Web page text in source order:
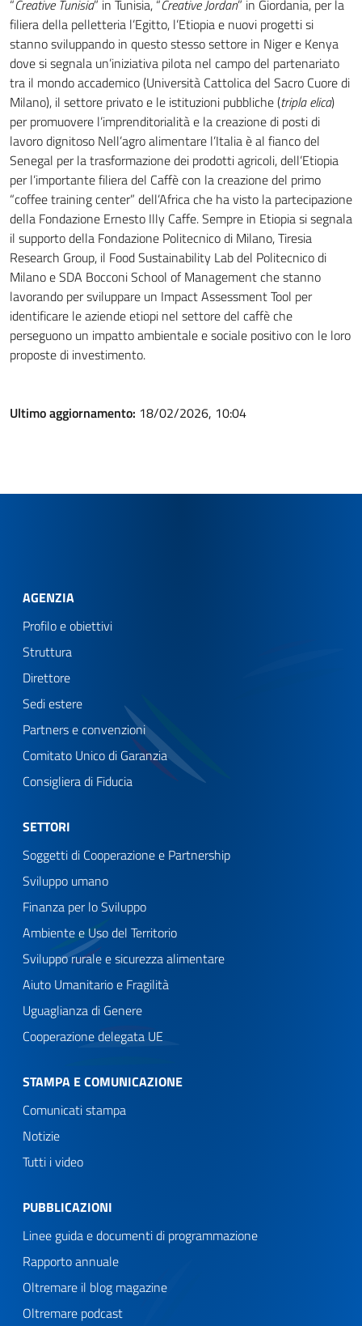
“Creative Tunisia” in Tunisia, “Creative Jordan” in Giordania, per la
filiera della pelletteria l’Egitto, l’Etiopia e nuovi progetti si
stanno sviluppando in questo stesso settore in Niger e Kenya
dove si segnala un’iniziativa pilota nel campo del partenariato
tra il mondo accademico (Università Cattolica del Sacro Cuore di
Milano), il settore privato e le istituzioni pubbliche (tripla elica)
per promuovere l’imprenditorialità e la creazione di posti di
lavoro dignitoso Nell’agro alimentare l’Italia è al fianco del
Senegal per la trasformazione dei prodotti agricoli, dell’Etiopia
per l’importante filiera del Caffè con la creazione del primo
“coffee training center” dell’Africa che ha visto la partecipazione
della Fondazione Ernesto Illy Caffe. Sempre in Etiopia si segnala
il supporto della Fondazione Politecnico di Milano, Tiresia
Research Group, il Food Sustainability Lab del Politecnico di
Milano e SDA Bocconi School of Management che stanno
lavorando per sviluppare un Impact Assessment Tool per
identificare le aziende etiopi nel settore del caffè che
perseguono un impatto ambientale e sociale positivo con le loro
proposte di investimento.
Ultimo aggiornamento: 18/02/2026, 10:04
AGENZIA
Profilo e obiettivi
Struttura
Direttore
Sedi estere
Partners e convenzioni
Comitato Unico di Garanzia
Consigliera di Fiducia
SETTORI
Soggetti di Cooperazione e Partnership
Sviluppo umano
Finanza per lo Sviluppo
Ambiente e Uso del Territorio
Sviluppo rurale e sicurezza alimentare
Aiuto Umanitario e Fragilità
Uguaglianza di Genere
Cooperazione delegata UE
STAMPA E COMUNICAZIONE
Comunicati stampa
Notizie
Tutti i video
PUBBLICAZIONI
Linee guida e documenti di programmazione
Rapporto annuale
Oltremare il blog magazine
Oltremare podcast